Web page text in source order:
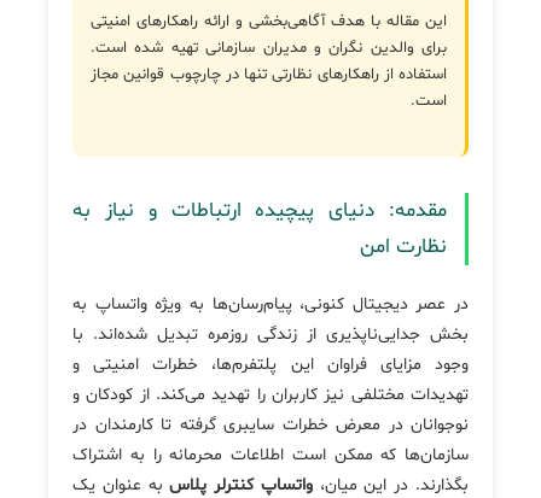
این مقاله با هدف آگاهی‌بخشی و ارائه راهکارهای امنیتی
برای والدین نگران و مدیران سازمانی تهیه شده است.
استفاده از راهکارهای نظارتی تنها در چارچوب قوانین مجاز
است.
مقدمه: دنیای پیچیده ارتباطات و نیاز به
نظارت امن
در عصر دیجیتال کنونی، پیام‌رسان‌ها به ویژه واتساپ به
بخش جدایی‌ناپذیری از زندگی روزمره تبدیل شده‌اند. با
وجود مزایای فراوان این پلتفرم‌ها، خطرات امنیتی و
تهدیدات مختلفی نیز کاربران را تهدید می‌کند. از کودکان و
نوجوانان در معرض خطرات سایبری گرفته تا کارمندان در
سازمان‌ها که ممکن است اطلاعات محرمانه را به اشتراک
بگذارند. در این میان،واتساپ کنترلر پلاسبه عنوان یک